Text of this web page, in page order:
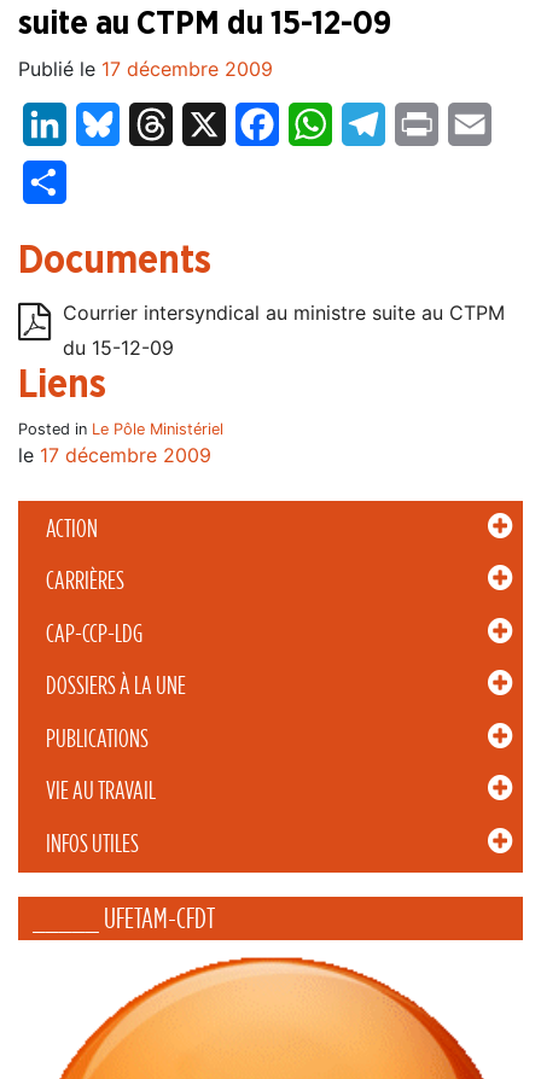
ACTION
CARRIÈRES
CAP-CCP-LDG
DOSSIERS À LA UNE
PUBLICATIONS
VIE AU TRAVAIL
INFOS UTILES
_____ UFETAM-CFDT
suite au CTPM du 15-12-09
Publié le 17 décembre 2009
LinkedInBluesky Threads FacebookWhatsAppTelegram
Print
Documents
Courrier intersyndical au ministre suite au CTPM
du 15-12-09
Liens
Posted in Le Pôle Ministériel
le 17 décembre 2009